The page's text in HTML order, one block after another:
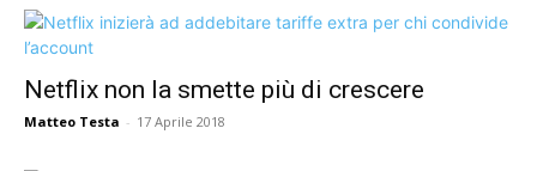
Netflix non la smette più di crescere
Matteo Testa - 17 Aprile 2018